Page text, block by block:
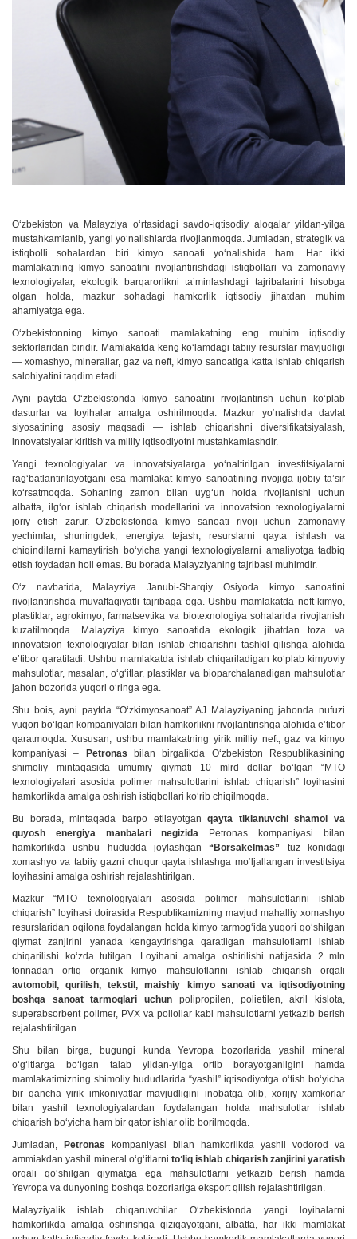
Oʻzbekiston va Malayziya oʻrtasidagi savdo-iqtisodiy aloqalar yildan-yilga
mustahkamlanib, yangi yoʻnalishlarda rivojlanmoqda. Jumladan, strategik va
istiqbolli sohalardan biri kimyo sanoati yoʻnalishida ham. Har ikki
mamlakatning kimyo sanoatini rivojlantirishdagi istiqbollari va zamonaviy
texnologiyalar, ekologik barqarorlikni taʼminlashdagi tajribalarini hisobga
olgan holda, mazkur sohadagi hamkorlik iqtisodiy jihatdan muhim
ahamiyatga ega.
Oʻzbekistonning kimyo sanoati mamlakatning eng muhim iqtisodiy
sektorlaridan biridir. Mamlakatda keng koʻlamdagi tabiiy resurslar mavjudligi
— xomashyo, minerallar, gaz va neft, kimyo sanoatiga katta ishlab chiqarish
salohiyatini taqdim etadi.
Ayni paytda Oʻzbekistonda kimyo sanoatini rivojlantirish uchun koʻplab
dasturlar va loyihalar amalga oshirilmoqda. Mazkur yoʻnalishda davlat
siyosatining asosiy maqsadi — ishlab chiqarishni diversifikatsiyalash,
innovatsiyalar kiritish va milliy iqtisodiyotni mustahkamlashdir.
Yangi texnologiyalar va innovatsiyalarga yoʻnaltirilgan investitsiyalarni
ragʻbatlantirilayotgani esa mamlakat kimyo sanoatining rivojiga ijobiy taʼsir
koʻrsatmoqda. Sohaning zamon bilan uygʻun holda rivojlanishi uchun
albatta, ilgʻor ishlab chiqarish modellarini va innovatsion texnologiyalarni
joriy etish zarur. Oʻzbekistonda kimyo sanoati rivoji uchun zamonaviy
yechimlar, shuningdek, energiya tejash, resurslarni qayta ishlash va
chiqindilarni kamaytirish boʻyicha yangi texnologiyalarni amaliyotga tadbiq
etish foydadan holi emas. Bu borada Malayziyaning tajribasi muhimdir.
Oʻz navbatida, Malayziya Janubi-Sharqiy Osiyoda kimyo sanoatini
rivojlantirishda muvaffaqiyatli tajribaga ega. Ushbu mamlakatda neft-kimyo,
plastiklar, agrokimyo, farmatsevtika va biotexnologiya sohalarida rivojlanish
kuzatilmoqda. Malayziya kimyo sanoatida ekologik jihatdan toza va
innovatsion texnologiyalar bilan ishlab chiqarishni tashkil qilishga alohida
eʼtibor qaratiladi. Ushbu mamlakatda ishlab chiqariladigan koʻplab kimyoviy
mahsulotlar, masalan, oʻgʻitlar, plastiklar va bioparchalanadigan mahsulotlar
jahon bozorida yuqori oʻringa ega.
Shu bois, ayni paytda “Oʻzkimyosanoat” AJ Malayziyaning jahonda nufuzi
yuqori boʻlgan kompaniyalari bilan hamkorlikni rivojlantirishga alohida eʼtibor
qaratmoqda. Xususan, ushbu mamlakatning yirik milliy neft, gaz va kimyo
kompaniyasi –
Petronas bilan birgalikda Oʻzbekiston Respublikasining
shimoliy mintaqasida umumiy qiymati 10 mlrd dollar boʻlgan “MTO
texnologiyalari asosida polimer mahsulotlarini ishlab chiqarish” loyihasini
hamkorlikda amalga oshirish istiqbollari koʻrib chiqilmoqda.
Bu borada, mintaqada barpo etilayotganqayta tiklanuvchi shamol va
quyosh energiya manbalari negizida Petronas kompaniyasi bilan
hamkorlikda ushbu hududda joylashgan “Borsakelmas” tuz konidagi
xomashyo va tabiiy gazni chuqur qayta ishlashga moʻljallangan investitsiya
loyihasini amalga oshirish rejalashtirilgan.
Mazkur “MTO texnologiyalari asosida polimer mahsulotlarini ishlab
chiqarish” loyihasi doirasida Respublikamizning mavjud mahalliy xomashyo
resurslaridan oqilona foydalangan holda kimyo tarmogʻida yuqori qoʻshilgan
qiymat zanjirini yanada kengaytirishga qaratilgan mahsulotlarni ishlab
chiqarilishi koʻzda tutilgan. Loyihani amalga oshirilishi natijasida 2 mln
tonnadan ortiq organik kimyo mahsulotlarini ishlab chiqarish orqali
avtomobil, qurilish, tekstil, maishiy kimyo sanoati va iqtisodiyotning
boshqa sanoat tarmoqlari
uchun polipropilen, polietilen, akril kislota,
superabsorbent polimer, PVX va poliollar kabi mahsulotlarni yetkazib berish
rejalashtirilgan.
Shu bilan birga, bugungi kunda Yevropa bozorlarida yashil mineral
oʻgʻitlarga boʻlgan talab yildan-yilga ortib borayotganligini hamda
mamlakatimizning shimoliy hududlarida “yashil” iqtisodiyotga oʻtish boʻyicha
bir qancha yirik imkoniyatlar mavjudligini inobatga olib, xorijiy xamkorlar
bilan yashil texnologiyalardan foydalangan holda mahsulotlar ishlab
chiqarish boʻyicha ham bir qator ishlar olib borilmoqda.
Jumladan,
Petronas kompaniyasi bilan hamkorlikda yashil vodorod va
ammiakdan yashil mineral oʻgʻitlarni toʻliq ishlab chiqarish zanjirini yaratish
orqali qoʻshilgan qiymatga ega mahsulotlarni yetkazib berish hamda
Yevropa va dunyoning boshqa bozorlariga eksport qilish rejalashtirilgan.
Malayziyalik ishlab chiqaruvchilar Oʻzbekistonda yangi loyihalarni
hamkorlikda amalga oshirishga qiziqayotgani, albatta, har ikki mamlakat